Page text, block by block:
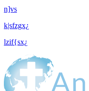
n]vs
k|sfzgx¿
lzif{sx¿